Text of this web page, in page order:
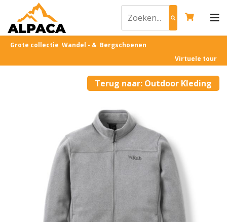
Grote collectie Wandel - & Bergschoenen
Virtuele tour
Terug naar: Outdoor Kleding